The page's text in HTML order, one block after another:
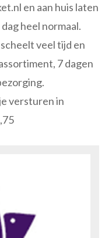
en aan huis laten
heel normaal.
veel tijd en
7 dagen
versturen in